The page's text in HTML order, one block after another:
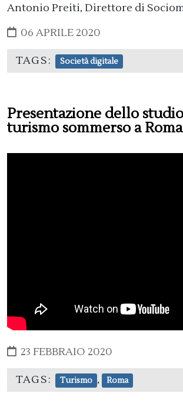
Antonio Preiti, Direttore di
06 APRILE 2020
TAGS: Società digitale
Presentazione dello
turismo sommerso a
23 FEBBRAIO 2020
TAGS: Turismo , Roma